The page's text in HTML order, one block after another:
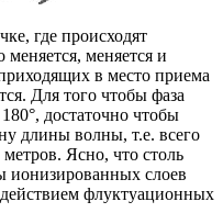
где происходят
меняется и
в место приема
Для того чтобы фаза
достаточно чтобы
длины волны, т.е. всего
метров. Ясно, что столь
ионизированных слоев
флуктуационных